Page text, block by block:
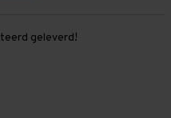
geleverd!